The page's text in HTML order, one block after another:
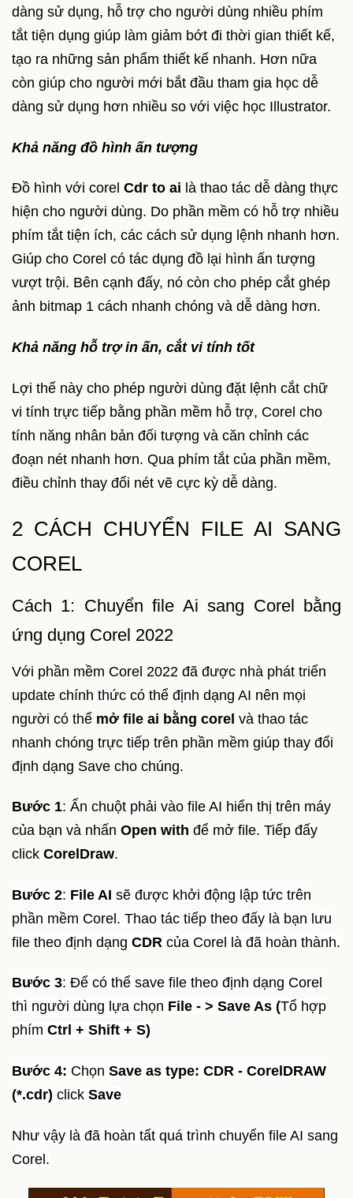
dàng sử dụng, hỗ trợ cho người dùng nhiều phím
tắt tiện dụng giúp làm giảm bớt đi thời gian thiết kế,
tạo ra những sản phẩm thiết kế nhanh. Hơn nữa
còn giúp cho người mới bắt đầu tham gia học dễ
dàng sử dụng hơn nhiều so với việc học Illustrator.
Khả năng đồ hình ấn tượng
Đồ hình với corel Cdr to ai là thao tác dễ dàng thực
hiện cho người dùng. Do phần mềm có hỗ trợ nhiều
phím tắt tiện ích, các cách sử dụng lệnh nhanh hơn.
Giúp cho Corel có tác dụng đồ lại hình ấn tượng
vượt trội. Bên cạnh đấy, nó còn cho phép cắt ghép
ảnh bitmap 1 cách nhanh chóng và dễ dàng hơn.
Khả năng hỗ trợ in ấn, cắt vi tính tốt
Lợi thế này cho phép người dùng đặt lệnh cắt chữ
vi tính trực tiếp bằng phần mềm hỗ trợ, Corel cho
tính năng nhân bản đối tượng và căn chỉnh các
đoạn nét nhanh hơn. Qua phím tắt của phần mềm,
điều chỉnh thay đổi nét vẽ cực kỳ dễ dàng.
2 CÁCH CHUYỂN FILE AI SANG
COREL
Cách 1: Chuyển file Ai sang Corel bằng
ứng dụng Corel 2022
Với phần mềm Corel 2022 đã được nhà phát triển
update chính thức có thể định dạng AI nên mọi
người có thể mở file ai bằng corel và thao tác
nhanh chóng trực tiếp trên phần mềm giúp thay đổi
định dạng Save cho chúng.
Bước 1: Ấn chuột phải vào file AI hiển thị trên máy
của bạn và nhấn Open with để mở file. Tiếp đấy
click CorelDraw.
Bước 2: File AI sẽ được khởi động lập tức trên
phần mềm Corel. Thao tác tiếp theo đấy là bạn lưu
file theo định dạng CDR của Corel là đã hoàn thành.
Bước 3: Để có thể save file theo định dạng Corel
thì người dùng lựa chọn File - > Save As (Tổ hợp
phím Ctrl + Shift + S)
Bước 4: Chọn Save as type: CDR - CorelDRAW
(*.cdr) click Save
Như vậy là đã hoàn tất quá trình chuyển file AI sang
Corel.